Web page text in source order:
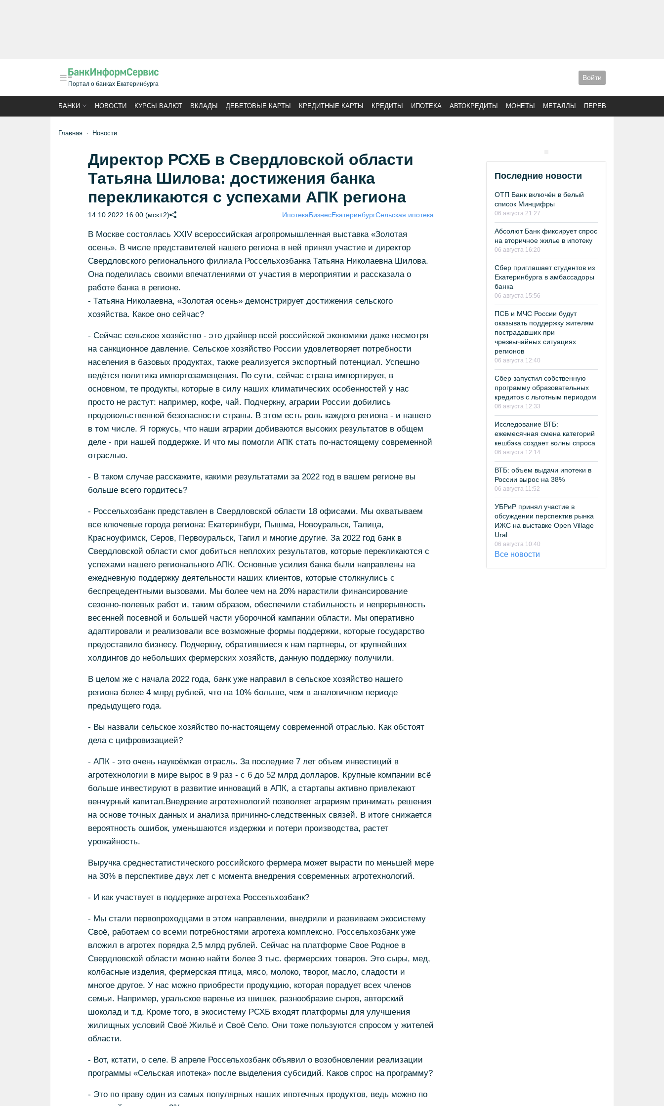
Портал о банках Екатеринбурга
Войти
БАНКИ НОВОСТИ КУРСЫ ВАЛЮТ ВКЛАДЫ ДЕБЕТОВЫЕ КАРТЫ КРЕДИТНЫЕ КАРТЫ КРЕДИТЫ ИПОТЕКА АВТОКРЕДИТЫ МОНЕТЫ МЕТАЛЛЫ ПЕРЕВОДЫ
Главная Новости
Директор РСХБ в Свердловской области
Татьяна Шилова: достижения банка
перекликаются с успехами АПК региона
14.10.2022 16:00 (мск+2) ИпотекаБизнесЕкатеринбургСельская ипотека
В Москве состоялась XXIV всероссийская агропромышленная выставка «Золотая
осень». В числе представителей нашего региона в ней принял участие и директор
Свердловского регионального филиала Россельхозбанка Татьяна Николаевна Шилова.
Она поделилась своими впечатлениями от участия в мероприятии и рассказала о
работе банка в регионе.
- Татьяна Николаевна, «Золотая осень» демонстрирует достижения сельского
хозяйства. Какое оно сейчас?
- Сейчас сельское хозяйство - это драйвер всей российской экономики даже несмотря
на санкционное давление. Сельское хозяйство России удовлетворяет потребности
населения в базовых продуктах, также реализуется экспортный потенциал. Успешно
ведётся политика импортозамещения. По сути, сейчас страна импортирует, в
основном, те продукты, которые в силу наших климатических особенностей у нас
просто не растут: например, кофе, чай. Подчеркну, аграрии России добились
продовольственной безопасности страны. В этом есть роль каждого региона - и нашего
в том числе. Я горжусь, что наши аграрии добиваются высоких результатов в общем
деле - при нашей поддержке. И что мы помогли АПК стать по-настоящему современной
отраслью.
- В таком случае расскажите, какими результатами за 2022 год в вашем регионе вы
больше всего гордитесь?
- Россельхозбанк представлен в Свердловской области 18 офисами. Мы охватываем
все ключевые города региона: Екатеринбург, Пышма, Новоуральск, Талица,
Красноуфимск, Серов, Первоуральск, Тагил и многие другие. За 2022 год банк в
Свердловской области смог добиться неплохих результатов, которые перекликаются с
успехами нашего регионального АПК. Основные усилия банка были направлены на
ежедневную поддержку деятельности наших клиентов, которые столкнулись с
беспрецедентными вызовами. Мы более чем на 20% нарастили финансирование
сезонно-полевых работ и, таким образом, обеспечили стабильность и непрерывность
весенней посевной и большей части уборочной кампании области. Мы оперативно
адаптировали и реализовали все возможные формы поддержки, которые государство
предоставило бизнесу. Подчеркну, обратившиеся к нам партнеры, от крупнейших
холдингов до небольших фермерских хозяйств, данную поддержку получили.
В целом же с начала 2022 года, банк уже направил в сельское хозяйство нашего
региона более 4 млрд рублей, что на 10% больше, чем в аналогичном периоде
предыдущего года.
- Вы назвали сельское хозяйство по-настоящему современной отраслью. Как обстоят
дела с цифровизацией?
- АПК - это очень наукоёмкая отрасль. За последние 7 лет объем инвестиций в
агротехнологии в мире вырос в 9 раз - с 6 до 52 млрд долларов. Крупные компании всё
больше инвестируют в развитие инноваций в АПК, а стартапы активно привлекают
венчурный капитал.Внедрение агротехнологий позволяет аграриям принимать решения
на основе точных данных и анализа причинно-следственных связей. В итоге снижается
вероятность ошибок, уменьшаются издержки и потери производства, растет
урожайность.
Выручка среднестатистического российского фермера может вырасти по меньшей мере
на 30% в перспективе двух лет с момента внедрения современных агротехнологий.
- И как участвует в поддержке агротеха Россельхозбанк?
- Мы стали первопроходцами в этом направлении, внедрили и развиваем экосистему
Своё, работаем со всеми потребностями агротеха комплексно. Россельхозбанк уже
вложил в агротех порядка 2,5 млрд рублей. Сейчас на платформе Свое Родное в
Свердловской области можно найти более 3 тыс. фермерских товаров. Это сыры, мед,
колбасные изделия, фермерская птица, мясо, молоко, творог, масло, сладости и
многое другое. У нас можно приобрести продукцию, которая порадует всех членов
семьи. Например, уральское варенье из шишек, разнообразие сыров, авторский
шоколад и т.д. Кроме того, в экосистему РСХБ входят платформы для улучшения
жилищных условий Своё Жильё и Своё Село. Они тоже пользуются спросом у жителей
области.
- Вот, кстати, о селе. В апреле Россельхозбанк объявил о возобновлении реализации
программы «Сельская ипотека» после выделения субсидий. Каков спрос на программу?
- Это по праву один из самых популярных наших ипотечных продуктов, ведь можно по
Последние новости
ОТП Банк включён в белый
список Минцифры
06 августа 21:27
Абсолют Банк фиксирует спрос
на вторичное жилье в ипотеку
06 августа 16:20
Сбер приглашает студентов из
Екатеринбурга в амбассадоры
банка
06 августа 15:56
ПСБ и МЧС России будут
оказывать поддержку жителям
пострадавших при
чрезвычайных ситуациях
регионов
06 августа 12:40
Сбер запустил собственную
программу образовательных
кредитов с льготным периодом
06 августа 12:33
Исследование ВТБ:
ежемесячная смена категорий
кешбэка создает волны спроса
06 августа 12:14
ВТБ: объем выдачи ипотеки в
России вырос на 38%
06 августа 11:52
УБРиР принял участие в
обсуждении перспектив рынка
ИЖС на выставке Open Village
Ural
06 августа 10:40
Все новости